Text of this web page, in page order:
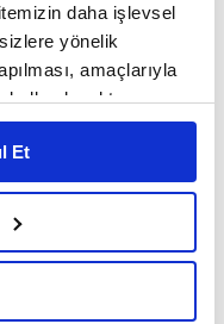
daha işlevsel
yönelik
amaçlarıyla
kullanılacaktır.
paneli vasıtasıyla
bilgi için
Bilgilendirme
Metnimizi
Et